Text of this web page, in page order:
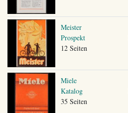
Meister
Prospekt
12 Seiten
Miele
Katalog
35 Seiten